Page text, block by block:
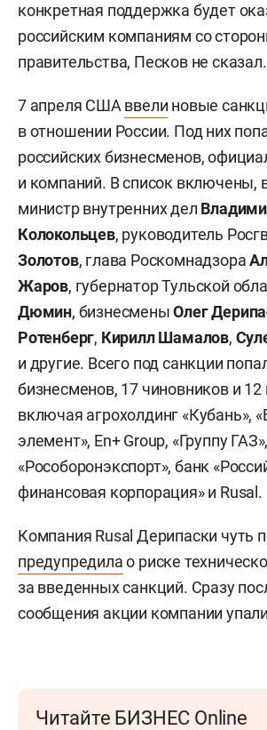
конкретная поддержка будет
российским компаниям со
правительства, Песков не сказал.
7 апреля США ввели новые
в отношении России. Под них
российских бизнесменов,
и компаний. В список включены,
министр внутренних дел
Колокольцев, руководитель
Золотов, глава Роскомнадзора
Жаров, губернатор Тульской
Дюмин, бизнесменыОлег
Ротенберг, Кирилл Шамалов,
и другие. Всего под санкции
бизнесменов, 17 чиновников и
включая агрохолдинг «Кубань»,
элемент», En+ Group, «Группу
«Рособоронэкспорт», банк
финансовая корпорация» и Rusal.
Компания Rusal Дерипаски чуть
предупредилао риске
за введенных санкций. Сразу
сообщения акции компании
Читайте БИЗНЕС Online